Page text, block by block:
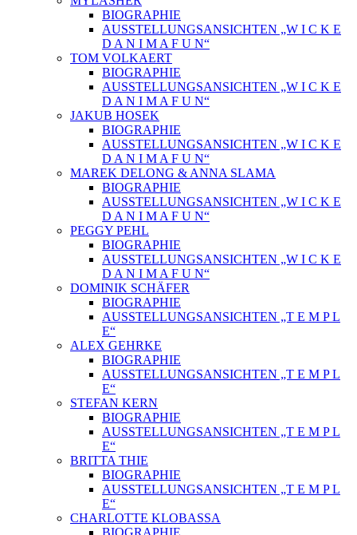
BIOGRAPHIE
AUSSTELLUNGSANSICHTEN „W I C K E
D A N I M A F U N“
TOM VOLKAERT
BIOGRAPHIE
AUSSTELLUNGSANSICHTEN „W I C K E
D A N I M A F U N“
JAKUB HOSEK
BIOGRAPHIE
AUSSTELLUNGSANSICHTEN „W I C K E
D A N I M A F U N“
MAREK DELONG & ANNA SLAMA
BIOGRAPHIE
AUSSTELLUNGSANSICHTEN „W I C K E
D A N I M A F U N“
PEGGY PEHL
BIOGRAPHIE
AUSSTELLUNGSANSICHTEN „W I C K E
D A N I M A F U N“
DOMINIK SCHÄFER
BIOGRAPHIE
AUSSTELLUNGSANSICHTEN „T E M P L
E“
ALEX GEHRKE
BIOGRAPHIE
AUSSTELLUNGSANSICHTEN „T E M P L
E“
STEFAN KERN
BIOGRAPHIE
AUSSTELLUNGSANSICHTEN „T E M P L
E“
BRITTA THIE
BIOGRAPHIE
AUSSTELLUNGSANSICHTEN „T E M P L
E“
CHARLOTTE KLOBASSA
BIOGRAPHIE